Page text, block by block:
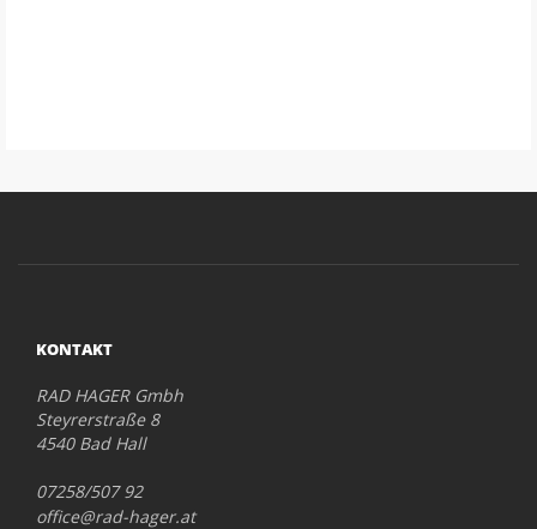
KONTAKT
RAD HAGER Gmbh
Steyrerstraße 8
4540 Bad Hall
07258/507 92
office@rad-hager.at